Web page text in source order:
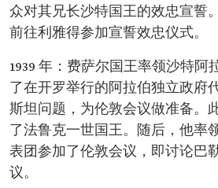
众对其兄长沙特国王的效忠宣誓
前往利雅得参加宣誓效忠仪式。
1939 年：费萨尔国王率领沙特阿
了在开罗举行的阿拉伯独立政府
斯坦问题，为伦敦会议做准备。
了法鲁克一世国王。随后，他率
表团参加了伦敦会议，即讨论巴
议。